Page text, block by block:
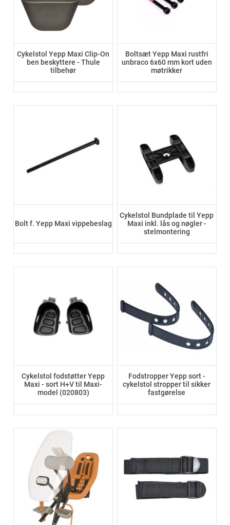
Cykelstol Yepp Maxi Clip-On
ben beskyttere - Thule
tilbehør
Boltsæt Yepp Maxi rustfri
unbraco 6x60 mm kort uden
møtrikker
Bolt f. Yepp Maxi vippebeslag
Cykelstol Bundplade til Yepp
Maxi inkl. lås og nøgler -
stelmontering
Cykelstol fodstøtter Yepp
Maxi - sort H+V til Maxi-
model (020803)
Fodstropper Yepp sort -
cykelstol stropper til sikker
fastgørelse